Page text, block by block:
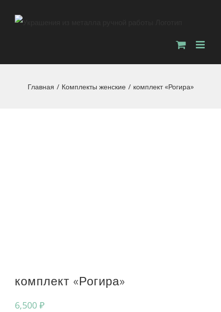
Главная / Комплекты женские / комплект «Рогира»
комплект «Рогира»
6,500 ₽